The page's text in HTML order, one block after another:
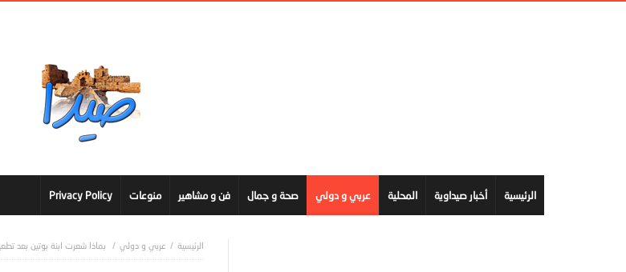
الرئيسية أخبار صيداوية المحلية عربي و دولي صحة و جمال فن و مشاهير منوعات Privacy Policy
عربي و دولي بماذا شعرت ابنة بوتين بعد